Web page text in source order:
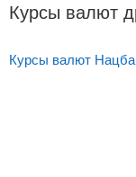
Курсы валют
Курсы валют